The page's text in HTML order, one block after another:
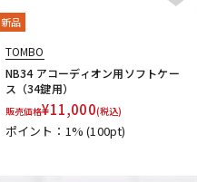
新品
TOMBO
NB34 アコーディオン用ソフトケー
ス（34鍵用）
販売価格¥11,000(税込)
ポイント：1%(100pt)